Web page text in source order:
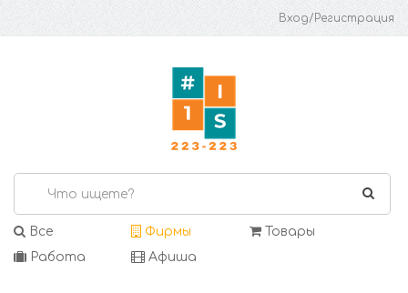
Вход/Регистрация
Все Фирмы
Товары
Работа
Афиша